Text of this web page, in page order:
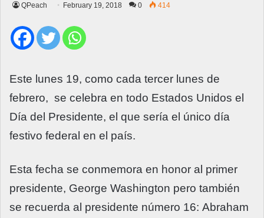
QPeach February 19, 2018 0 414
Este lunes 19, como cada tercer lunes de
febrero, se celebra en todo Estados Unidos el
Día del Presidente, el que sería el único día
festivo federal en el país.
Esta fecha se conmemora en honor al primer
presidente, George Washington pero también
se recuerda al presidente número 16: Abraham